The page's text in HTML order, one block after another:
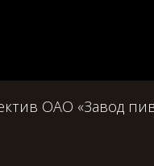
ОАО «Завод